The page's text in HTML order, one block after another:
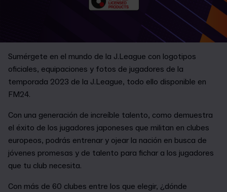
Sumérgete en el mundo de la J.League con logotipos
oficiales, equipaciones y fotos de jugadores de la
temporada 2023 de la J.League, todo ello disponible en
FM24.
Con una generación de increíble talento, como demuestra
el éxito de los jugadores japoneses que militan en clubes
europeos, podrás entrenar y ojear la nación en busca de
jóvenes promesas y de talento para fichar a los jugadores
que tu club necesita.
Con más de 60 clubes entre los que elegir, ¿dónde